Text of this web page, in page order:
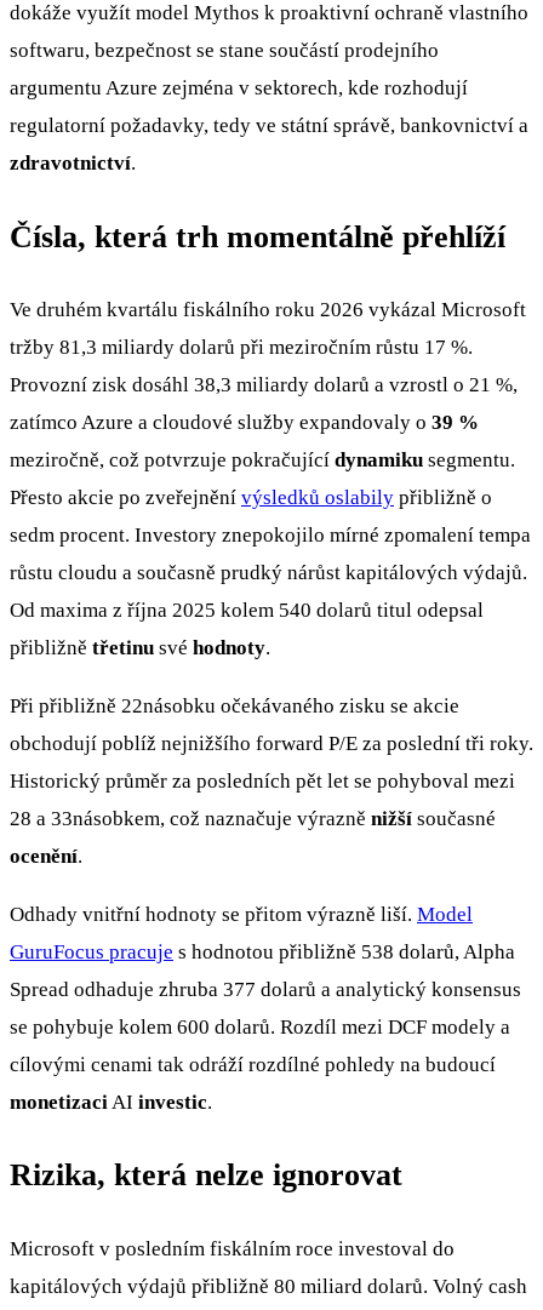
dokáže využít model Mythos k proaktivní ochraně vlastního
softwaru, bezpečnost se stane součástí prodejního
argumentu Azure zejména v sektorech, kde rozhodují
regulatorní požadavky, tedy ve státní správě, bankovnictví a
zdravotnictví.
Čísla, která trh momentálně přehlíží
Ve druhém kvartálu fiskálního roku 2026 vykázal Microsoft
tržby 81,3 miliardy dolarů při meziročním růstu 17 %.
Provozní zisk dosáhl 38,3 miliardy dolarů a vzrostl o 21 %,
zatímco Azure a cloudové služby expandovaly o 39 %
meziročně, což potvrzuje pokračující dynamiku segmentu.
Přesto akcie po zveřejnění výsledků oslabily přibližně o
sedm procent. Investory znepokojilo mírné zpomalení tempa
růstu cloudu a současně prudký nárůst kapitálových výdajů.
Od maxima z října 2025 kolem 540 dolarů titul odepsal
přibližně třetinu své hodnoty.
Při přibližně 22násobku očekávaného zisku se akcie
obchodují poblíž nejnižšího forward P/E za poslední tři roky.
Historický průměr za posledních pět let se pohyboval mezi
28 a 33násobkem, což naznačuje výrazně nižší současné
ocenění.
Odhady vnitřní hodnoty se přitom výrazně liší. Model
GuruFocus pracuje s hodnotou přibližně 538 dolarů, Alpha
Spread odhaduje zhruba 377 dolarů a analytický konsensus
se pohybuje kolem 600 dolarů. Rozdíl mezi DCF modely a
cílovými cenami tak odráží rozdílné pohledy na budoucí
monetizaciAI investic.
Rizika, která nelze ignorovat
Microsoft v posledním fiskálním roce investoval do
kapitálových výdajů přibližně 80 miliard dolarů. Volný cash